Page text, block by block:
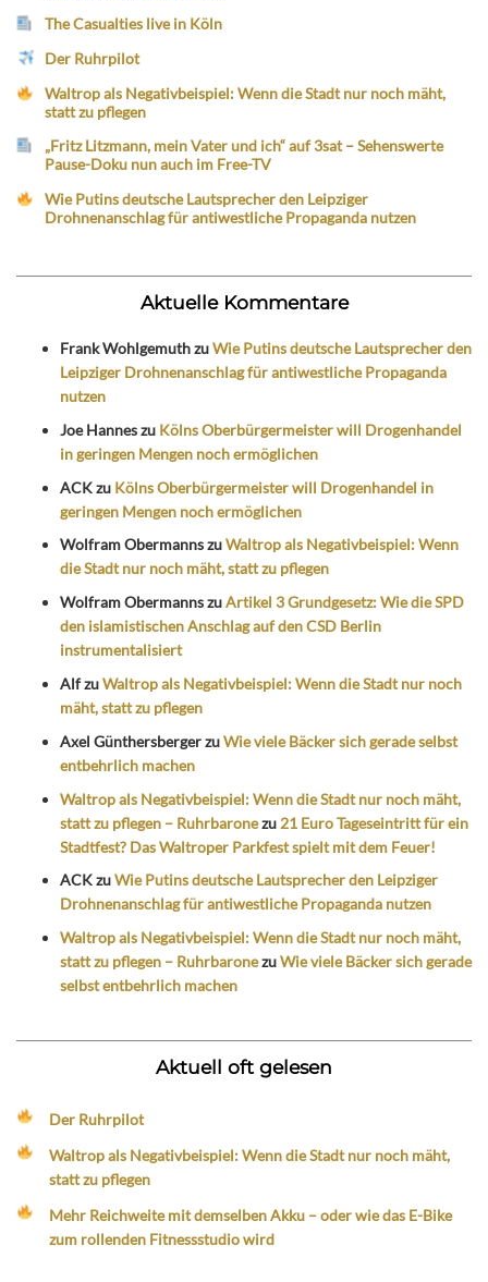
The Casualties live in Köln
Der Ruhrpilot
Waltrop als Negativbeispiel: Wenn die Stadt nur noch mäht,
statt zu pflegen
„Fritz Litzmann, mein Vater und ich“ auf 3sat – Sehenswerte
Pause-Doku nun auch im Free-TV
Wie Putins deutsche Lautsprecher den Leipziger
Drohnenanschlag für antiwestliche Propaganda nutzen
Aktuelle Kommentare
Frank WohlgemuthzuWie Putins deutsche Lautsprecher den
Leipziger Drohnenanschlag für antiwestliche Propaganda
nutzen
Joe Hanneszu Kölns Oberbürgermeister will Drogenhandel
in geringen Mengen noch ermöglichen
ACKzu Kölns Oberbürgermeister will Drogenhandel in
geringen Mengen noch ermöglichen
Wolfram ObermannszuWaltrop als Negativbeispiel: Wenn
die Stadt nur noch mäht, statt zu pflegen
Wolfram ObermannszuArtikel 3 Grundgesetz: Wie die SPD
den islamistischen Anschlag auf den CSD Berlin
instrumentalisiert
AlfzuWaltrop als Negativbeispiel: Wenn die Stadt nur noch
mäht, statt zu pflegen
Axel GünthersbergerzuWie viele Bäcker sich gerade selbst
entbehrlich machen
Waltrop als Negativbeispiel: Wenn die Stadt nur noch mäht,
statt zu pflegen – Ruhrbaronezu 21 Euro Tageseintritt für ein
Stadtfest? Das Waltroper Parkfest spielt mit dem Feuer!
ACKzuWie Putins deutsche Lautsprecher den Leipziger
Drohnenanschlag für antiwestliche Propaganda nutzen
Waltrop als Negativbeispiel: Wenn die Stadt nur noch mäht,
statt zu pflegen – RuhrbaronezuWie viele Bäcker sich gerade
selbst entbehrlich machen
Aktuell oft gelesen
Der Ruhrpilot
Waltrop als Negativbeispiel: Wenn die Stadt nur noch mäht,
statt zu pflegen
Mehr Reichweite mit demselben Akku – oder wie das E-Bike
zum rollenden Fitnessstudio wird